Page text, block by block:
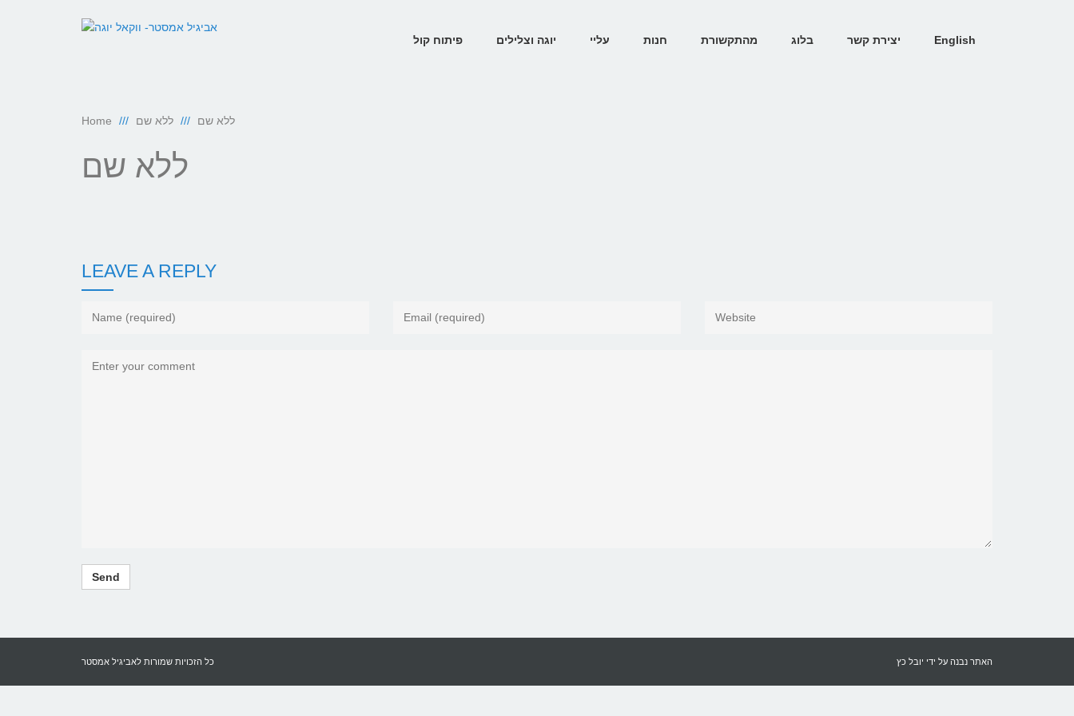
פיתוח קול יוגה וצלילים עליי חנות מהתקשורת בלוג יצירת קשר English
Home ללא שם ללא שם
ללא שם
LEAVE A REPLY
כל הזכויות שמורות לאביגיל אמסטר האתר נבנה על ידי יובל כץ